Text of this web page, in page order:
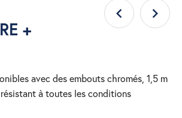
+
à toutes les conditions